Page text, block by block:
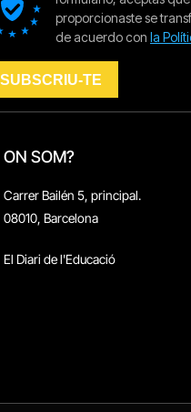
ON SOM?
Carrer Bailén 5, principal.
08010, Barcelona
El Diari de l'Educació